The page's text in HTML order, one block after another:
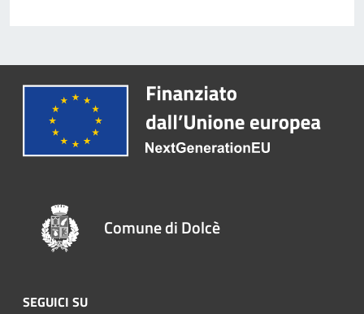
Comune di Dolcè
SEGUICI SU